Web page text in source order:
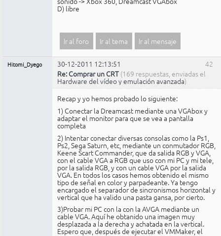
D) libre
Ir al foro Ir al tema Ir al mensaje
42
Hitomi_Dyego
30-12-2011 12:13:51
Re: Comprar un CRT (169 respuestas, enviadas el
Hardware del vídeo y emulación avanzada)
Recap y yo hemos probado lo siguiente:
1) Conectar la Dreamcast mediante una VGAbox y
adaptar el monitor para que se vea a pantalla
completa
2) Intentar conectar diversas consolas como la Ps1,
Ps2, Sega Saturn, etc, mediante un conmutador RGB,
Keene Scart Commander, que da salida RGB y VGA,
con el cable VGA a RGB que uso con mi PC y mi tele,
por la salida RGB, y con un cable VGA por la salida
VGA. En todos los casos hemos obtenido el mismo
tipo de señal en color y parpadeante. Ya tengo
encargado el separador de sincronismos horizontal y
vertical que ha valido una pasta gansa, por cierto.
3)Probar mi PC con la con la AVGA mediante un
cable VGA. Aquí he obtanido una imagen muy
desplazada a la derecha y achatada en la vertical.
Espero que, después de ejecutar el VMMaker, el